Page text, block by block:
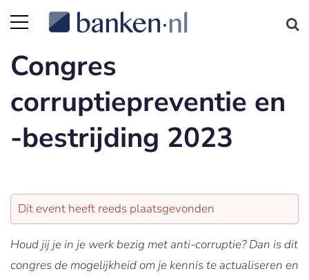
Congres
corruptiepreventie en
-bestrijding 2023
Dit event heeft reeds plaatsgevonden
Houd jij je in je werk bezig met anti-corruptie? Dan is dit
congres de mogelijkheid om je kennis te actualiseren en